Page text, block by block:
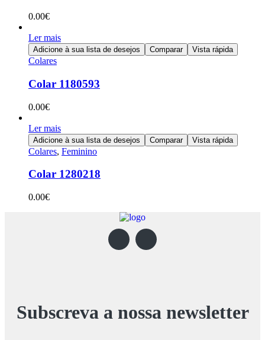
0.00€
Ler mais
Adicione à sua lista de desejos Comparar Vista rápida
Colares
Colar 1180593
0.00€
Ler mais
Adicione à sua lista de desejos Comparar Vista rápida
Colares, Feminino
Colar 1280218
0.00€
Subscreva a nossa newsletter